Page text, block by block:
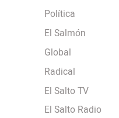
Política
El Salmón
Global
Radical
El Salto TV
El Salto Radio